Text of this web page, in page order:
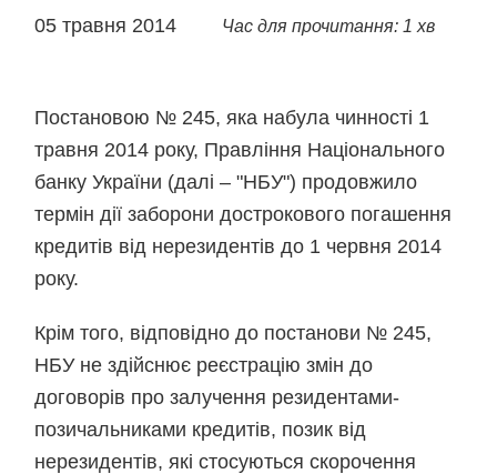
05 травня 2014
Час для прочитання: 1 хв
Постановою № 245, яка набула чинності 1
травня 2014 року, Правління Національного
банку України (далі – "НБУ") продовжило
термін дії заборони дострокового погашення
кредитів від нерезидентів до 1 червня 2014
року.
Крім того, відповідно до постанови № 245,
НБУ не здійснює реєстрацію змін до
договорів про залучення резидентами-
позичальниками кредитів, позик від
нерезидентів, які стосуються скорочення